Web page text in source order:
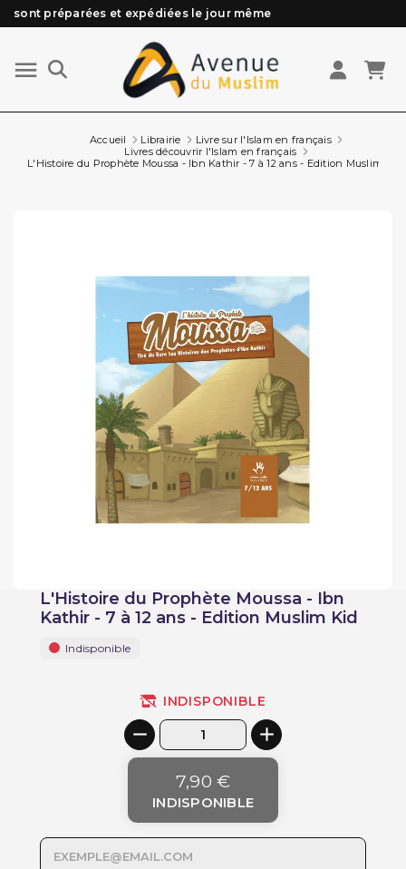
Besoin d'aide ? Retrouvez notre FAQ
Livraison offerte à partir de 89€ d'achat*
Les Commandes passées avant 15h (lun au Vend)
Accueil Librairie
Livre sur l'Islam en français
Livres découvrir l'Islam en français
L'Histoire du Prophète Moussa - Ibn Kathir - 7 à 12 ans - Edition Muslim Kid
L'Histoire du Prophète Moussa - Ibn
Kathir - 7 à 12 ans - Edition Muslim Kid
Indisponible
INDISPONIBLE
7,90 €
INDISPONIBLE